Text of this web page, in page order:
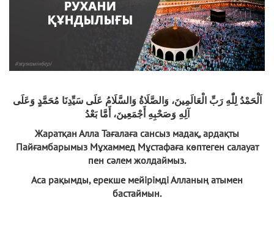
اَلْحَمْدُ لِلّٰهِ رَبِّ الْعَالَمِينَ، وَالصَّلَاةُ وَالسَّلَامُ عَلَى سَيِّدِنَا مُحَمَّدٍ وَعَلَى
آلِهِ وَصَحْبِهِ أَجْمَعِينَ، أَمَّا بَعْدُ
Жаратқан Алла Тағалаға сансыз мадақ, ардақты
Пайғамбарымыз Мұхаммед Мұстафаға көптеген салауат
пен сәлем жолдаймыз.
Аса рақымды, ерекше мейірімді Алланың атымен
бастаймын.